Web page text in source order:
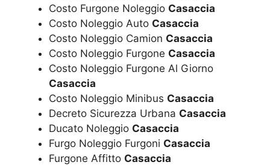
Costo Furgone Noleggio Casaccia
Costo Noleggio Auto Casaccia
Costo Noleggio Camion Casaccia
Costo Noleggio Furgone Casaccia
Costo Noleggio Furgone Al Giorno
Casaccia
Costo Noleggio Minibus Casaccia
Decreto Sicurezza Urbana Casaccia
Ducato Noleggio Casaccia
Furgo Noleggio Furgoni Casaccia
Furgone Affitto Casaccia